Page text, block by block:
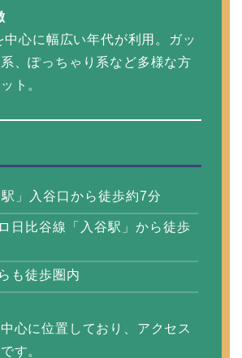
心に幅広い年代が利用。ガッ
、ぽっちゃり系など多様な方
ト。
」入谷口から徒歩約7分
日比谷線「入谷駅」から徒歩
も徒歩圏内
中心に位置しており、アクセス
す。